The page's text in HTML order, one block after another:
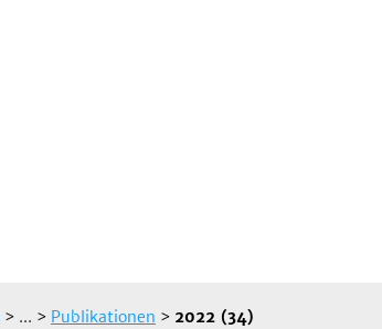
> ... > Publikationen > 2022 (34)